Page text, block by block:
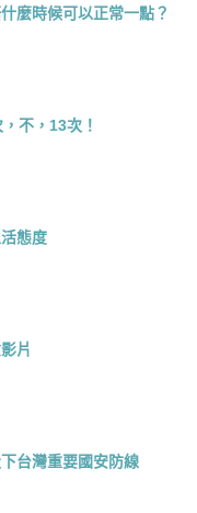
麼時候可以正常一點？
不，13次！
態度
片
台灣重要國安防線